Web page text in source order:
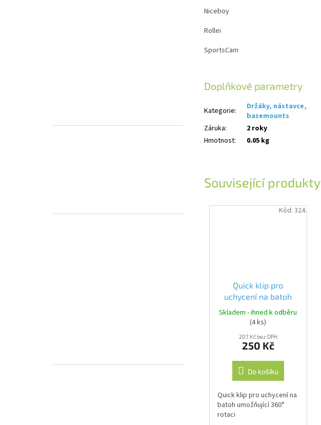
Související produkty
Quick klip pro
uchycení na batoh
umožňující 360°
rotaci
Skladem - ihned k odběru
(4 ks)
207 Kč bez DPH
250 Kč
Do košíku
Quick klip pro uchycení na
batoh umožňující 360°
rotaci
Kód: 324.
Niceboy
Rollei
SportsCam
Doplňkové parametry
Kategorie:
Držáky, nástavce,
basemounts
Záruka:
2 roky
Hmotnost: 0.05 kg